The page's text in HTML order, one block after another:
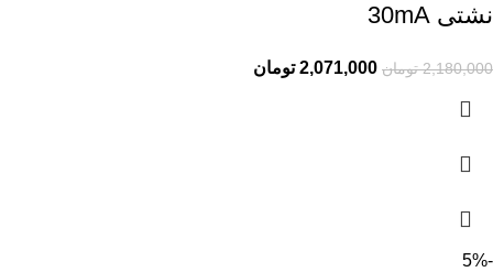
نشتی 30mA
2,180,000 تومان 2,071,000 تومان
-5%